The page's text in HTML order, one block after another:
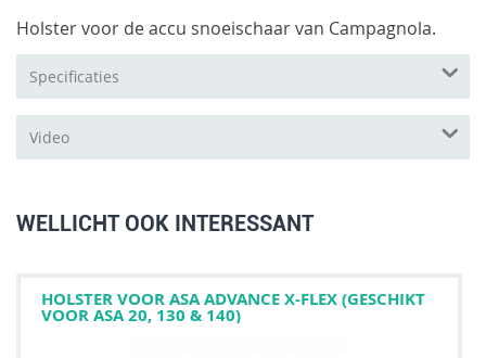
Holster voor de accu snoeischaar van Campagnola.
Specificaties
Video
WELLICHT OOK INTERESSANT
HOLSTER VOOR ASA ADVANCE X-FLEX (GESCHIKT
VOOR ASA 20, 130 & 140)